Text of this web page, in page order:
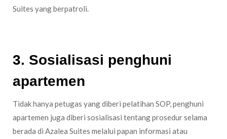
Suites yang berpatroli.
3. Sosialisasi penghuni
apartemen
Tidak hanya petugas yang diberi pelatihan SOP, penghuni
apartemen juga diberi sosialisasi tentang prosedur selama
berada di Azalea Suites melalui papan informasi atau